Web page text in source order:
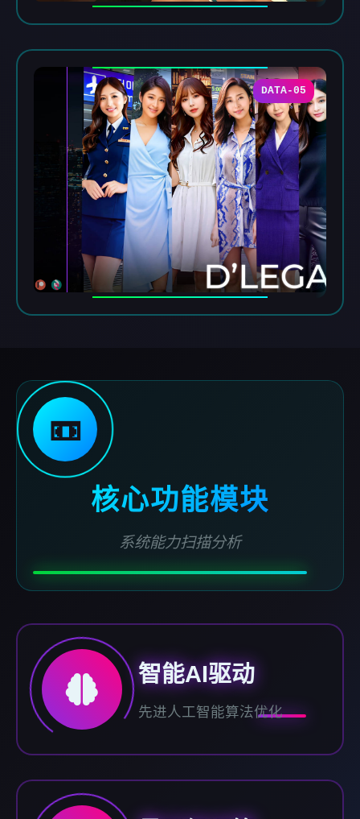
DATA-05
📼
核心功能模块
系统能力扫描分析
智能AI驱动
先进人工智能算法优化